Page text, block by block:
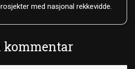
med nasjonal rekkevidde.
kommentar